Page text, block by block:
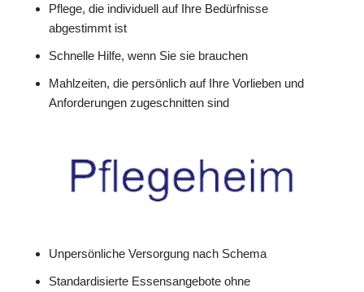
Pflege, die individuell auf Ihre Bedürfnisse
abgestimmt ist
Schnelle Hilfe, wenn Sie sie brauchen
Mahlzeiten, die persönlich auf Ihre Vorlieben und
Anforderungen zugeschnitten sind
Unpersönliche Versorgung nach Schema
Standardisierte Essensangebote ohne